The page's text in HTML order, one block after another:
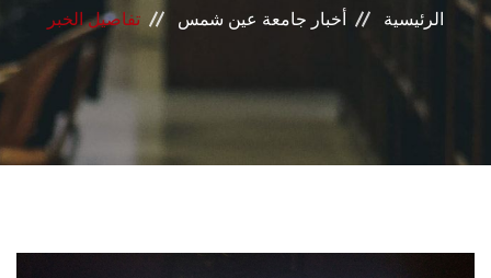
المراكز والوحدات
الأنظمة الذكية
الرئيسية أخبار جامعة عين شمس تفاصيل الخبر